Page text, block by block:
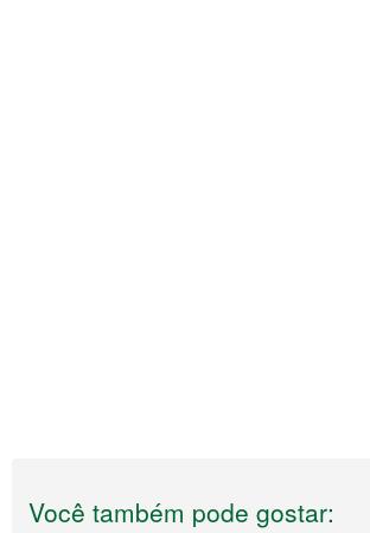
Você também pode gostar: